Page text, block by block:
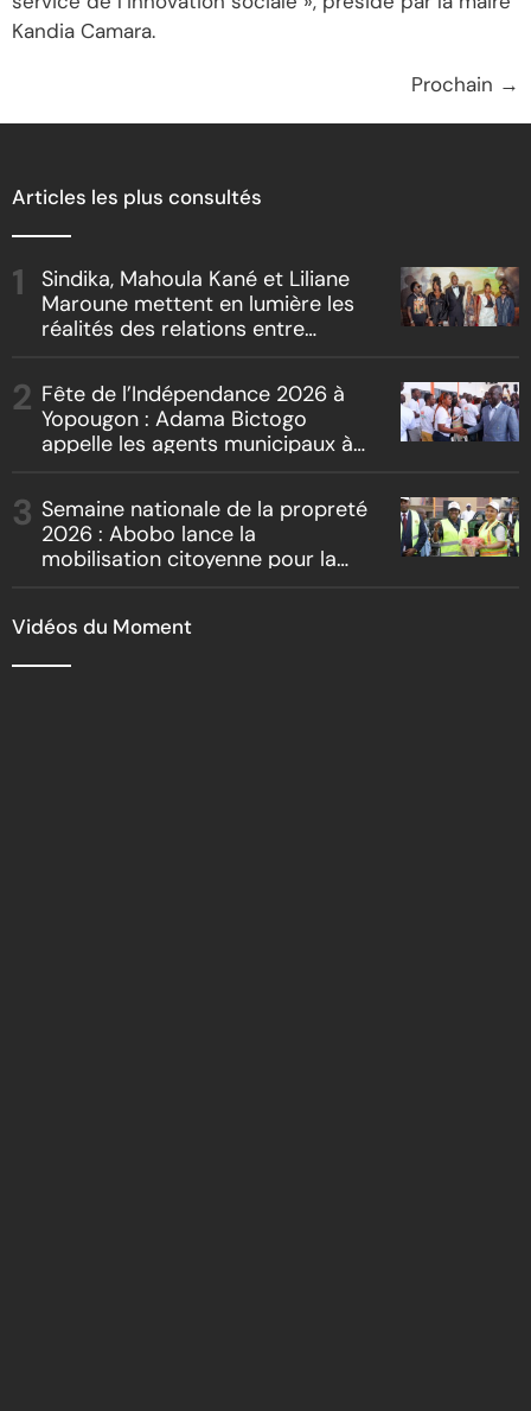
Kandia Camara.
Prochain →
Articles les plus consultés
Sindika, Mahoula Kané et Liliane
Maroune mettent en lumière les
réalités des relations entre
« Boss vs Boss »
Fête de l’Indépendance 2026 à
Yopougon : Adama Bictogo
appelle les agents municipaux à
de la commune
Semaine nationale de la propreté
2026 : Abobo lance la
mobilisation citoyenne pour la
Vidéos du Moment